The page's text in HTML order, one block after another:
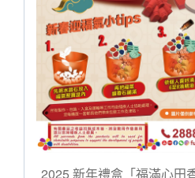
2025 新年禮盒「福滿心田